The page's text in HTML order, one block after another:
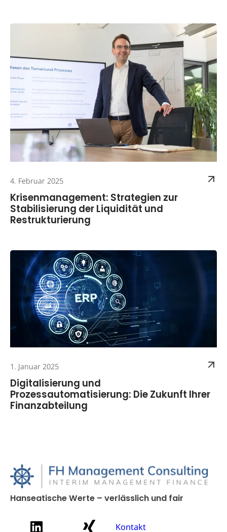
4. Februar 2025
Krisenmanagement: Strategien zur
Stabilisierung der Liquidität und
Restrukturierung
1. Januar 2025
Digitalisierung und
Prozessautomatisierung: Die Zukunft Ihrer
Finanzabteilung
Hanseatische Werte – verlässlich und fair
Kontakt